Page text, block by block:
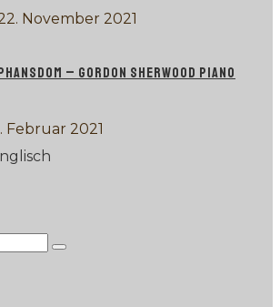
November 2021
– GORDON SHERWOOD PIANO
Februar 2021
Type